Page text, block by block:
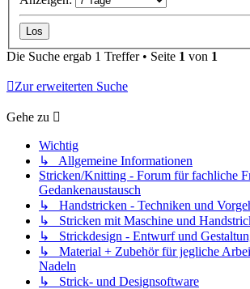
Die Suche ergab 1 Treffer • Seite 1 von 1
Zur erweiterten Suche
Gehe zu
Wichtig
↳ Allgemeine Informationen
Stricken/Knitting - Forum für fachliche
Gedankenaustausch
↳ Handstricken - Techniken und
↳ Stricken mit Maschine und
↳ Strickdesign - Entwurf und
↳ Material + Zubehör für jegliche
Nadeln
↳ Strick- und Designsoftware